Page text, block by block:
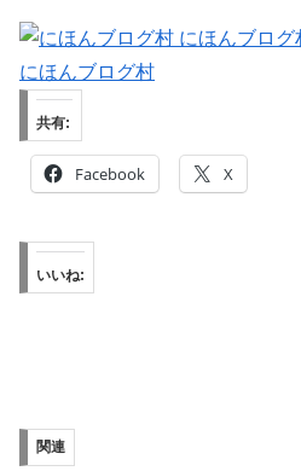
にほんブログ村
共有:
Facebook X
いいね:
関連